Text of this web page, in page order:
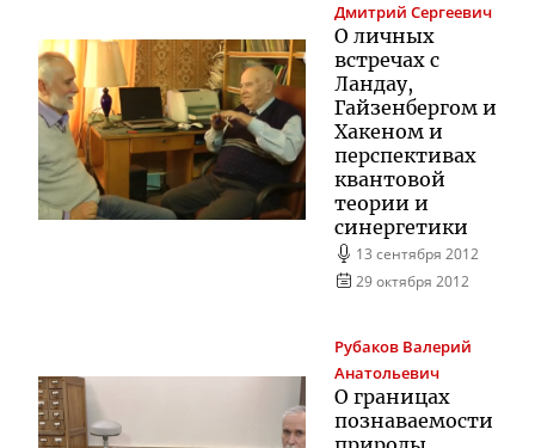
Дмитрий Сергеевич
О личных
встречах с
Ландау,
Гайзенбергом и
Хакеном и
перспективах
квантовой
теории и
синергетики
13 сентября 2012
29 октября 2012
Рубаков Валерий
Анатольевич
О границах
познаваемости